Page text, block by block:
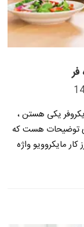
یکی هستن ،
توضیحات هست که
مایکروویو واژه